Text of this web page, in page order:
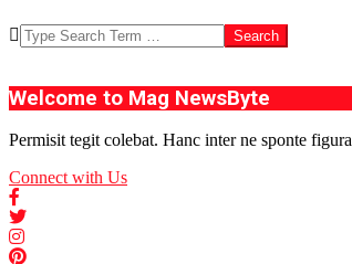
Search
Welcome to Mag NewsByte
Permisit tegit colebat. Hanc inter ne sponte
Connect with Us